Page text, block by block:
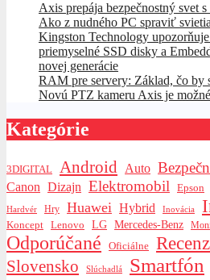
Axis prepája bezpečnostný svet
Ako z nudného PC spraviť
Kingston Technology
priemyselné SSD disky a
novej generácie
RAM pre servery: Základ, čo by
Novú PTZ kameru Axis je
Kategórie
3DIGITAL Android Auto
Canon Dizajn Elektromobil Epson
Hardvér Hry Huawei Hybrid Inovácia
Koncept Lenovo LG Mercedes-Benz
Odporúčané Oficiálne
Slovensko Slúchadlá Smartfón